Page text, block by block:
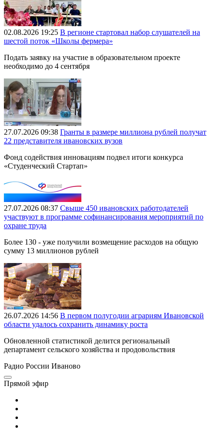
02.08.2026 19:25 В регионе стартовал набор слушателей на
шестой поток «Школы фермера»
Подать заявку на участие в образовательном проекте
необходимо до 4 сентября
27.07.2026 09:38 Гранты в размере миллиона рублей получат
22 представителя ивановских вузов
Фонд содействия инновациям подвел итоги конкурса
«Студенческий Стартап»
27.07.2026 08:37 Свыше 450 ивановских работодателей
участвуют в программе софинансирования мероприятий по
охране труда
Более 130 - уже получили возмещение расходов на общую
сумму 13 миллионов рублей
26.07.2026 14:56 В первом полугодии аграриям Ивановской
области удалось сохранить динамику роста
Обновленной статистикой делится региональный
департамент сельского хозяйства и продовольствия
Радио России Иваново
Прямой эфир